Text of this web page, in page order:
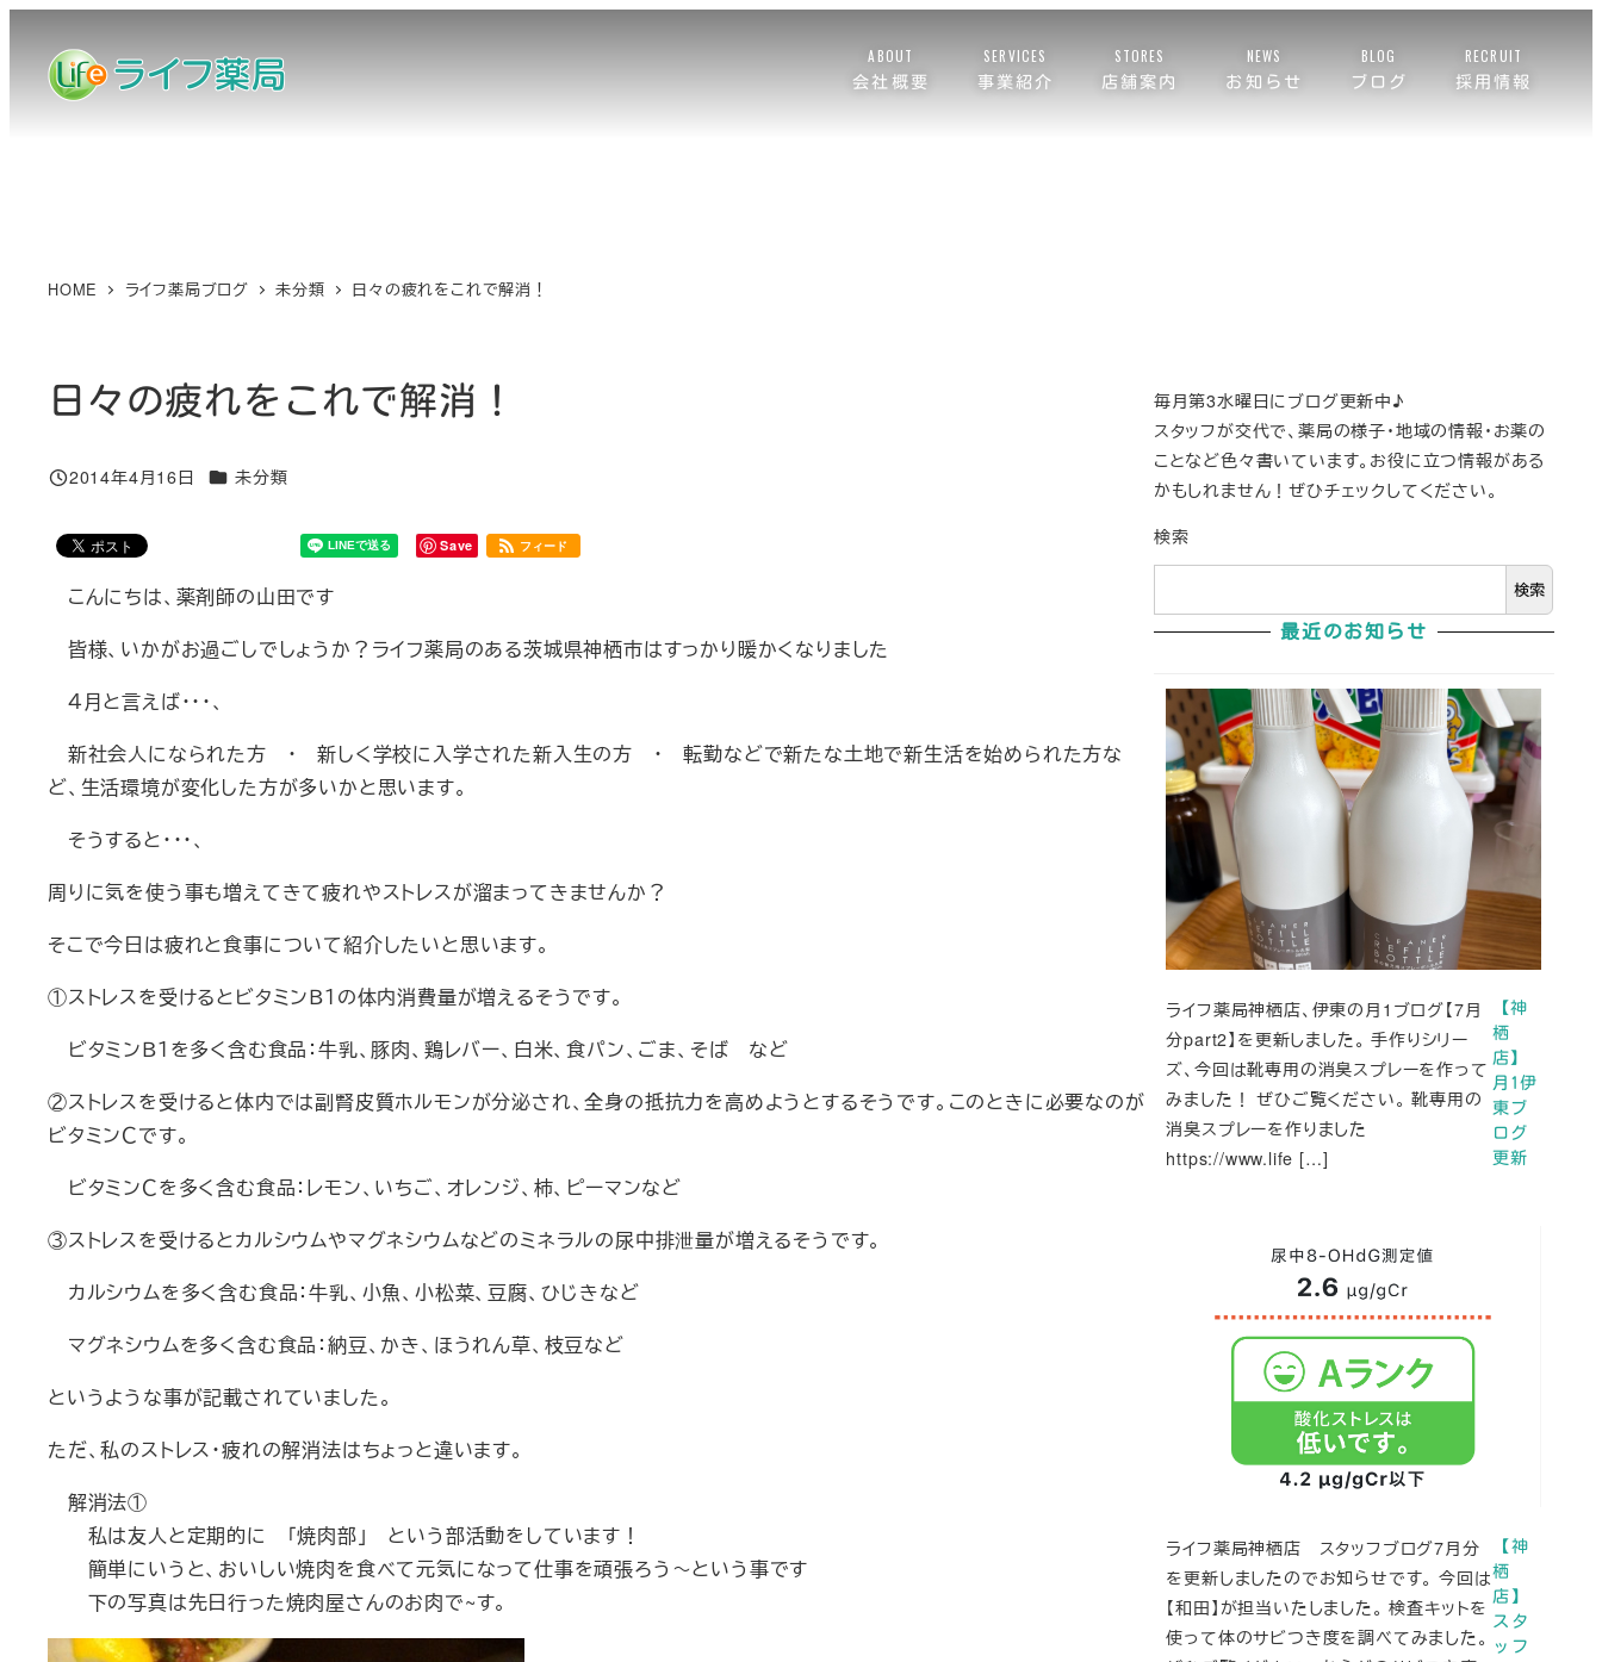
ABOUT
会社概要
SERVICES
事業紹介
STORES
店舗案内
NEWS
お知らせ
BLOG
ブログ
RECRUIT
採用情報
HOME ライフ薬局ブログ 未分類 日々の疲れをこれで解消！
日々の疲れをこれで解消！
投稿日
2014年4月16日 カテゴリー
未分類
Save フィード
こんにちは、薬剤師の山田です
皆様、いかがお過ごしでしょうか？ライフ薬局のある茨城県神栖市はすっかり暖かくなりました
４月と言えば・・・、
新社会人になられた方 ・ 新しく学校に入学された新入生の方 ・ 転勤などで新たな土地で新生活を始められた方な
ど、生活環境が変化した方が多いかと思います。
そうすると・・・、
周りに気を使う事も増えてきて疲れやストレスが溜まってきませんか？
そこで今日は疲れと食事について紹介したいと思います。
①ストレスを受けるとビタミンＢ１の体内消費量が増えるそうです。
ビタミンＢ１を多く含む食品：牛乳、豚肉、鶏レバー、白米、食パン、ごま、そば など
②ストレスを受けると体内では副腎皮質ホルモンが分泌され、全身の抵抗力を高めようとするそうです。このときに必要なのが
ビタミンＣです。
ビタミンＣを多く含む食品：レモン、いちご、オレンジ、柿、ピーマンなど
③ストレスを受けるとカルシウムやマグネシウムなどのミネラルの尿中排泄量が増えるそうです。
カルシウムを多く含む食品：牛乳、小魚、小松菜、豆腐、ひじきなど
マグネシウムを多く含む食品：納豆、かき、ほうれん草、枝豆など
というような事が記載されていました。
ただ、私のストレス・疲れの解消法はちょっと違います。
解消法①
私は友人と定期的に 「焼肉部」 という部活動をしています！
簡単にいうと、おいしい焼肉を食べて元気になって仕事を頑張ろう～という事です
下の写真は先日行った焼肉屋さんのお肉で~す。
毎月第3水曜日にブログ更新中♪
スタッフが交代で、薬局の様子・地域の情報・お薬の
ことなど色々書いています。お役に立つ情報がある
かもしれません！ぜひチェックしてください。
検索
検索
最近のお知らせ
【神
栖
店】
月1伊
東ブ
ログ
更新
ライフ薬局神栖店、伊東の月1ブログ【7月
分part2】を更新しました。 手作りシリー
ズ、今回は靴専用の消臭スプレーを作って
みました！ ぜひご覧ください。 靴専用の
消臭スプレーを作りました
https://www.life […]
【神
栖
店】
スタ
ッフ
ライフ薬局神栖店 スタッフブログ7月分
を更新しましたのでお知らせです。 今回は
【和田】が担当いたしました。 検査キットを
使って体のサビつき度を調べてみました。